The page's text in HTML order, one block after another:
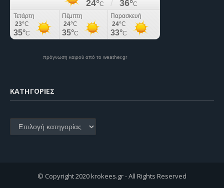
πρόγνωση καιρού από το weather.gr
KΑΤΗΓΟΡΊΕΣ
Kατηγορίες
© Copyright 2020 krokees.gr - All Rights Reserved